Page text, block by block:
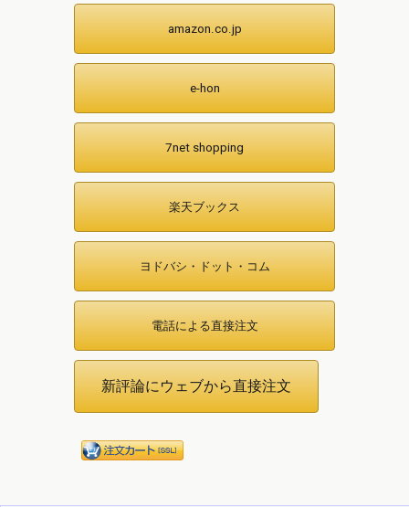
amazon.co.jp
e-hon
7net shopping
楽天ブックス
ヨドバシ・ドット・コム
電話による直接注文